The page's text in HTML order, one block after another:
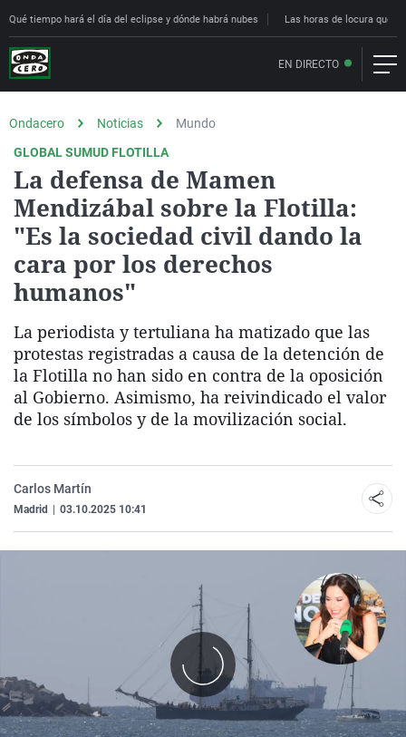
Qué tiempo hará el día del eclipse y dónde habrá nubes Las horas de locura que
EN DIRECTO
Ondacero Noticias
Mundo
GLOBAL SUMUD FLOTILLA
La defensa de Mamen
Mendizábal sobre la Flotilla:
"Es la sociedad civil dando la
cara por los derechos
humanos"
La periodista y tertuliana ha matizado que las
protestas registradas a causa de la detención de
la Flotilla no han sido en contra de la oposición
al Gobierno. Asimismo, ha reivindicado el valor
de los símbolos y de la movilización social.
Carlos Martín
Madrid 03.10.2025 10:41